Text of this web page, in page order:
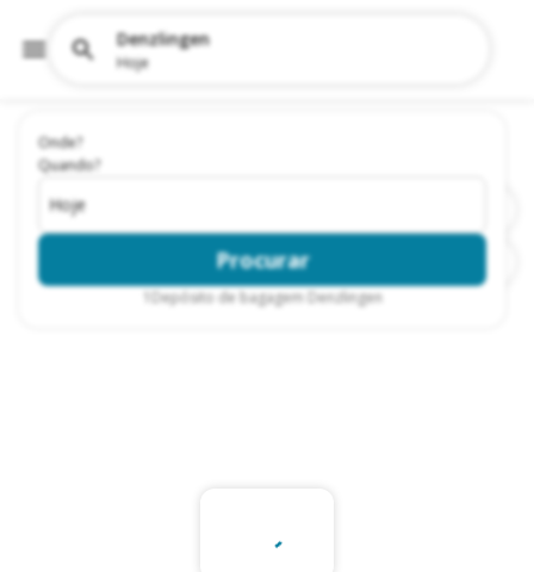
Onde?
Quando?
Hoje
Procurar
Depósito de bagagem Denzlingen
Denzlingen
Hoje